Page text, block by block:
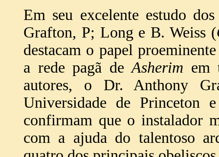
Em seu excelente estudo
Grafton, P; Long e B. Weiss (
destacam o papel
a rede pagã de Asherim em
autores, o Dr. Anthony
Universidade de Princeton
confirmam que o instalador
com a ajuda do talentoso